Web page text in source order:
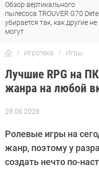
Топ-8 недорогих роутеров с
Fi 7: все «плюшки»
стандарта
Игротека Игры
Лучшие RPG на
жанра на любой
29.06.2026
Автор:
Забубенин
Ролевые игры на
жанр, поэтому у
создать нечто по-